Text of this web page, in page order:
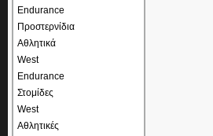
Endurance
Προστερνίδια
Αθλητικά
West
Endurance
Στομίδες
West
Αθλητικές